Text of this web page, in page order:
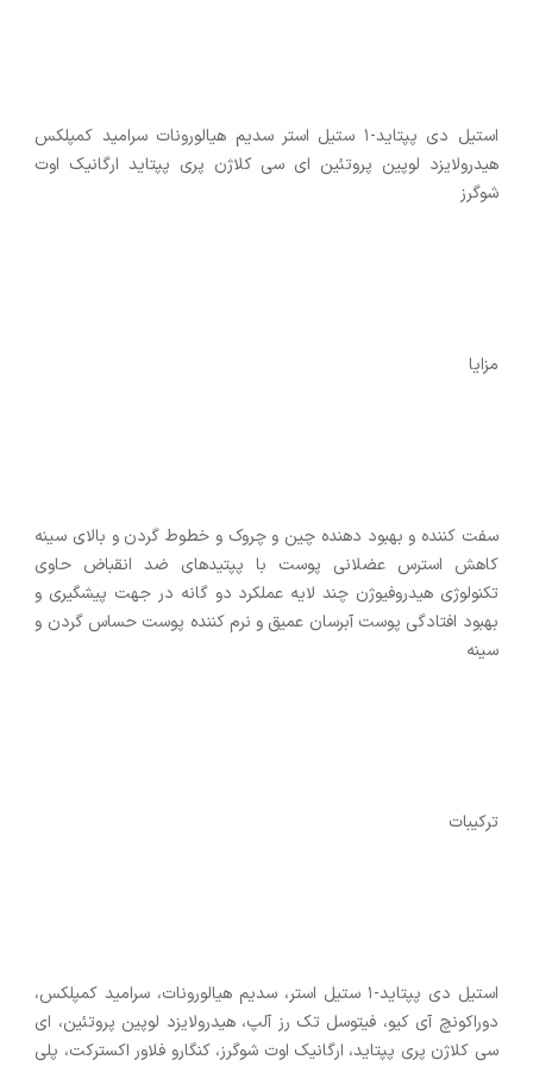
استیل دی پپتاید-۱ ستیل استر سدیم هیالورونات سرامید کمپلکس
هیدرولایزد لوپین پروتئین ای سی کلاژن پری پپتاید ارگانیک اوت
شوگرز
مزایا
سفت کننده و بهبود دهنده چین و چروک و خطوط گردن و بالای سینه
کاهش استرس عضلانی پوست با پپتیدهای ضد انقباض حاوی
تکنولوژی هیدروفیوژن چند لایه عملکرد دو گانه در جهت پیشگیری و
بهبود افتادگی پوست آبرسان عمیق و نرم کننده پوست حساس گردن و
سینه
ترکیبات
استیل دی پپتاید-۱ ستیل استر، سدیم هیالورونات، سرامید کمپلکس،
دوراکونچ آی کیو، فیتوسل تک رز آلپ، هیدرولایزد لوپین پروتئین، ای
سی کلاژن پری پپتاید، ارگانیک اوت شوگرز، کنگارو فلاور اکسترکت، پلی